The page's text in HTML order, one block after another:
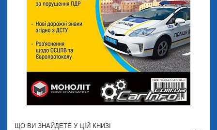
ЩО ВИ ЗНАЙДЕТЕ У ЦІЙ КНИЗІ